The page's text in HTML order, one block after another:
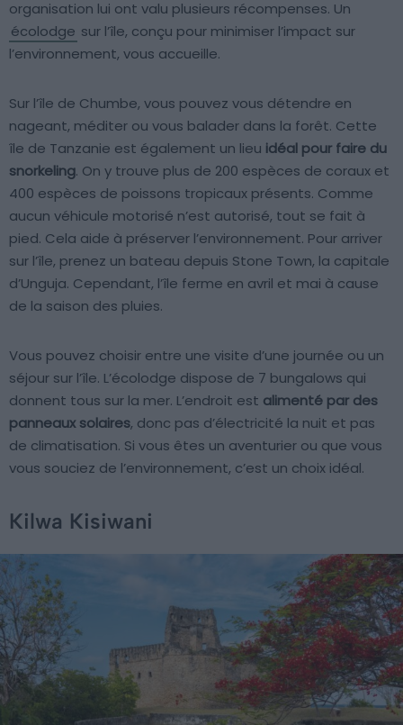
organisation lui ont valu plusieurs récompenses. Un
écolodge sur l’île, conçu pour minimiser l’impact sur
l’environnement, vous accueille.
Sur l’île de Chumbe, vous pouvez vous détendre en
nageant, méditer ou vous balader dans la forêt. Cette
île de Tanzanie est également un lieu idéal pour faire du
snorkeling. On y trouve plus de 200 espèces de coraux et
400 espèces de poissons tropicaux présents. Comme
aucun véhicule motorisé n’est autorisé, tout se fait à
pied. Cela aide à préserver l’environnement. Pour arriver
sur l’île, prenez un bateau depuis Stone Town, la capitale
d’Unguja. Cependant, l’île ferme en avril et mai à cause
de la saison des pluies.
Vous pouvez choisir entre une visite d’une journée ou un
séjour sur l’île. L’écolodge dispose de 7 bungalows qui
donnent tous sur la mer. L’endroit est alimenté par des
panneaux solaires, donc pas d’électricité la nuit et pas
de climatisation. Si vous êtes un aventurier ou que vous
vous souciez de l’environnement, c’est un choix idéal.
Kilwa Kisiwani